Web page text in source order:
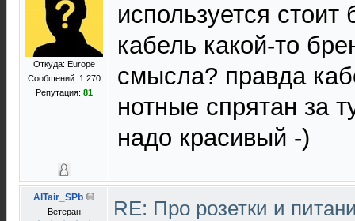
Откуда: Europe
Сообщений: 1 270
Репутация: 81
используется стоит
кабель какой-то
смысла? правда
нотные спрятан за
надо красивый -)
AlTair_SPb
Ветеран
RE: Про розетки и